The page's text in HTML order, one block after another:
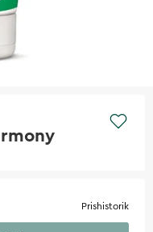
Prishistorik